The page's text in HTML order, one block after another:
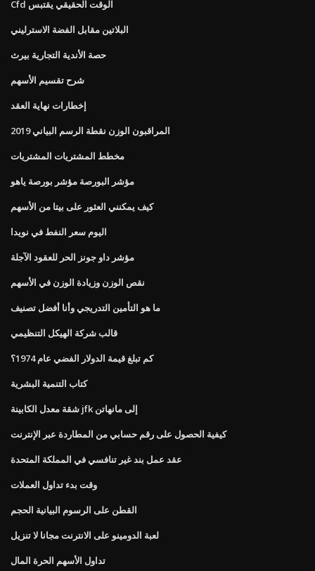
Cfd الوقت الحقيقي يقتبس
البلاتين مقابل الفضة الاسترليني
حصة الأندية التجارية بيرث
شرح تقسيم الأسهم
إخطارات نهاية العقد
المراقبون الوزن نقطة الرسم البياني 2019
مخطط المشتريات المشتريات
مؤشر البورصة مؤشر بورصة ياهو
كيف يمكنني العثور على بيتا من الأسهم
اليوم سعر النفط في نويدا
مؤشر داو جونز الحر للعقود الآجلة
نقص الوزن وزيادة الوزن في الأسهم
ما هو التأمين التدريجي وأنا أفضل تصنيف
قالب شركة الهيكل التنظيمي
كم تبلغ قيمة الدولار الفضي عام 1974؟
كتاب التنمية البشرية
شقة معدل الكابينة jfk إلى مانهاتن
كيفية الحصول على رقم حسابي من المطاردة عبر الإنترنت
عقد عمل بند غير تنافسي في المملكة المتحدة
وقت بدء تداول العملات
القطن على الرسوم البيانية الحجم
لعبة الدومينو على الانترنت مجانا لا تنزيل
تداول الأسهم الحرة المال